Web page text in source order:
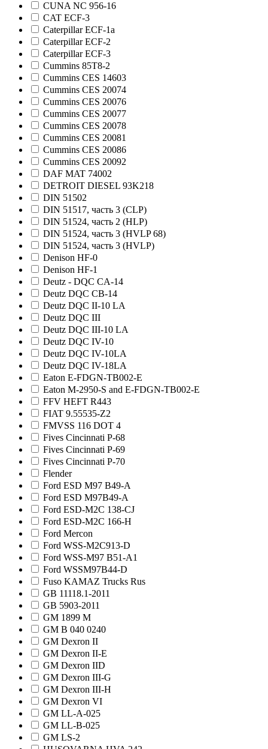
CUNA NC 956-16
CAT ECF-3
Caterpillar ECF-1а
Caterpillar ECF-2
Caterpillar ECF-3
Cummins 85T8-2
Cummins CES 14603
Cummins CES 20074
Cummins CES 20076
Cummins CES 20077
Cummins CES 20078
Cummins CES 20081
Cummins CES 20086
Cummins CES 20092
DAF MAT 74002
DETROIT DIESEL 93K218
DIN 51502
DIN 51517, часть 3 (CLP)
DIN 51524, часть 2 (HLP)
DIN 51524, часть 3 (HVLP 68)
DIN 51524, часть 3 (HVLP)
Denison HF-0
Denison HF-1
Deutz - DQC CA-14
Deutz DQC CB-14
Deutz DQC II-10 LA
Deutz DQC III
Deutz DQC III-10 LA
Deutz DQC IV-10
Deutz DQC IV-10LA
Deutz DQC IV-18LA
Eaton E-FDGN-TB002-E
Eaton M-2950-S and E-FDGN-TB002-E
FFV HEFT R443
FIAT 9.55535-Z2
FMVSS 116 DOT 4
Fives Cincinnati Р-68
Fives Cincinnati Р-69
Fives Cincinnati Р-70
Flender
Ford ESD M97 B49-A
Ford ESD M97B49-A
Ford ESD-M2C 138-CJ
Ford ESD-M2C 166-H
Ford Mercon
Ford WSS-M2C913-D
Ford WSS-M97 B51-A1
Ford WSSM97B44-D
Fuso KAMAZ Trucks Rus
GB 11118.1-2011
GB 5903-2011
GM 1899 M
GM B 040 0240
GM Dexron II
GM Dexron II-E
GM Dexron IID
GM Dexron III-G
GM Dexron III-H
GM Dexron VI
GM LL-A-025
GM LL-B-025
GM LS-2